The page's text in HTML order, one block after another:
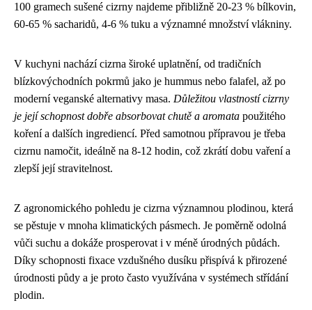
100 gramech sušené cizrny najdeme přibližně 20-23 % bílkovin,
60-65 % sacharidů, 4-6 % tuku a významné množství vlákniny.
V kuchyni nachází cizrna široké uplatnění, od tradičních
blízkovýchodních pokrmů jako je hummus nebo falafel, až po
moderní veganské alternativy masa. Důležitou vlastností cizrny
je její schopnost dobře absorbovat chutě a aromata použitého
koření a dalších ingrediencí. Před samotnou přípravou je třeba
cizrnu namočit, ideálně na 8-12 hodin, což zkrátí dobu vaření a
zlepší její stravitelnost.
Z agronomického pohledu je cizrna významnou plodinou, která
se pěstuje v mnoha klimatických pásmech. Je poměrně odolná
vůči suchu a dokáže prosperovat i v méně úrodných půdách.
Díky schopnosti fixace vzdušného dusíku přispívá k přirozené
úrodnosti půdy a je proto často využívána v systémech střídání
plodin.